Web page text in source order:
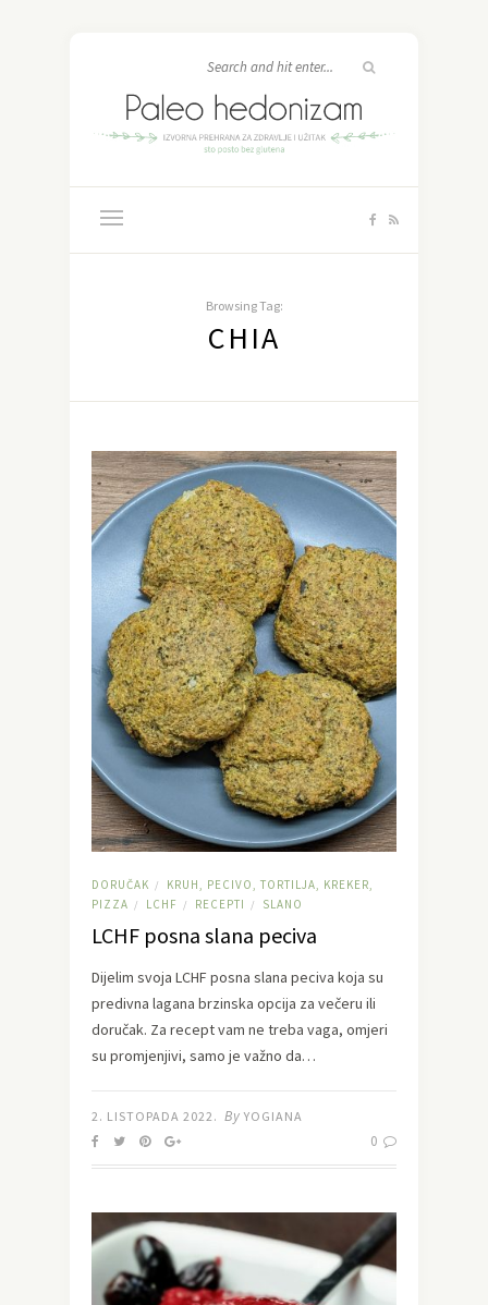
Browsing Tag:
CHIA
DORUČAK /
KRUH, PECIVO, TORTILJA, KREKER,
PIZZA / LCHF / RECEPTI / SLANO
LCHF posna slana peciva
Dijelim svoja LCHF posna slana peciva koja su
predivna lagana brzinska opcija za večeru ili
doručak. Za recept vam ne treba vaga, omjeri
su promjenjivi, samo je važno da…
2. LISTOPADA 2022. By YOGIANA
0